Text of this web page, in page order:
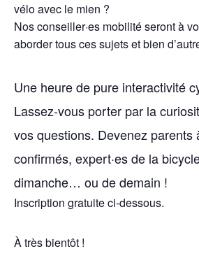
vélo avec le mien ?
Nos conseiller·es mobilité seront à
aborder tous ces sujets et bien
Une heure de pure interactivité
Lassez-vous porter par la
vos questions. Devenez parents
confirmés, expert·es de la
dimanche… ou de demain !
Inscription gratuite ci-dessous.
À très bientôt !